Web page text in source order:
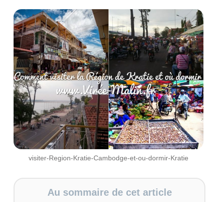
visiter-Region-Kratie-Cambodge-et-ou-dormir-Kratie
Au sommaire de cet article